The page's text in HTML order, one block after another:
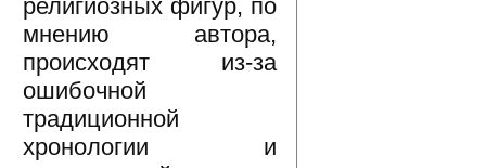
религиозных фигур, по
мнению автора,
происходят из-за
ошибочной
традиционной
хронологии и